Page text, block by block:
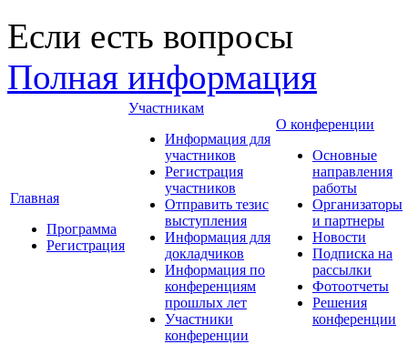
Если есть вопросы
Полная информация
Главная
Программа
Регистрация
Участникам
Информация для
участников
Регистрация
участников
Отправить тезис
выступления
Информация для
докладчиков
Информация по
конференциям
прошлых лет
Участники
конференции
О конференции
Основные
направления
работы
Организаторы
и партнеры
Новости
Подписка на
рассылки
Фотоотчеты
Решения
конференции